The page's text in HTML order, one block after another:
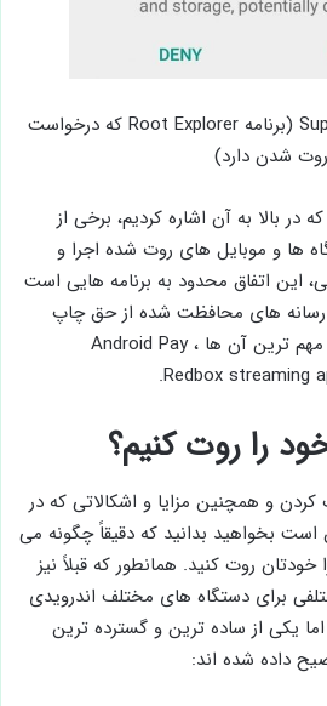
اعلان دسترسی روت SuperSU (برنامه Root Explorer که درخواست
روت شدن دارد)
در بالا به آن اشاره کردیم، برخی از
ها و موبایل های روت شده اجرا و
این اتفاق محدود به برنامه هایی است
رسانه های محافظت شده از حق چاپ
DRM سروکار دارند، از جمله مهم ترین آن ها Android Pay ،
را روت کنیم؟
و همچنین مزایا و اشکالاتی که در
است بخواهید بدانید که دقیقاً چگونه می
روت کنید. همانطور که قبلاً نیز
برای دستگاه های مختلف اندرویدی
یکی از ساده ترین و گسترده ترین
داده شده اند: